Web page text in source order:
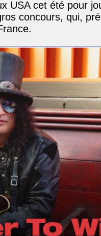
USA cet été pour
concours, qui,